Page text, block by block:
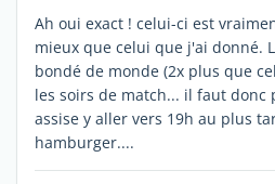
Ah oui exact ! celui-ci est
mieux que celui que j'ai donné.
bondé de monde (2x plus que
les soirs de match... il faut donc
assise y aller vers 19h au plus
hamburger....